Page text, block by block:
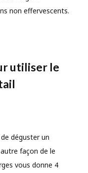
non effervescents.
utiliser le
déguster un
façon de le
vous donne 4